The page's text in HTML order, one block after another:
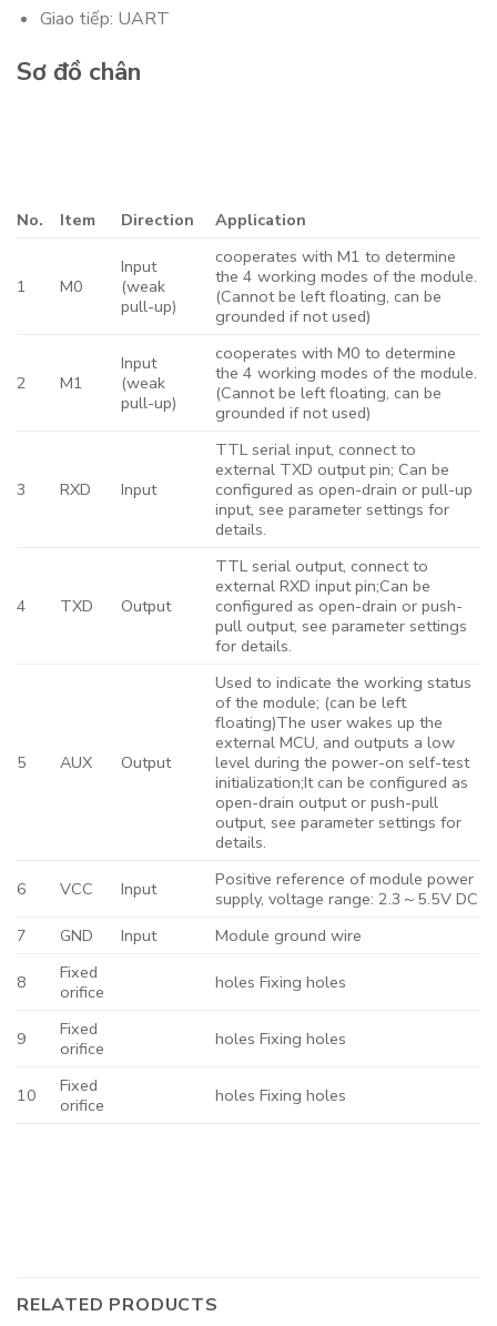
Giao tiếp: UART
Sơ đồ chân
No. Item Direction Application
1 M0
Input
(weak
pull-up)
cooperates with M1 to determine
the 4 working modes of the module.
(Cannot be left floating, can be
grounded if not used)
2 M1
Input
(weak
pull-up)
cooperates with M0 to determine
the 4 working modes of the module.
(Cannot be left floating, can be
grounded if not used)
3 RXD Input
TTL serial input, connect to
external TXD output pin; Can be
configured as open-drain or pull-up
input, see parameter settings for
details.
4 TXD Output
TTL serial output, connect to
external RXD input pin;Can be
configured as open-drain or push-
pull output, see parameter settings
for details.
5 AUX Output
Used to indicate the working status
of the module; (can be left
floating)The user wakes up the
external MCU, and outputs a low
level during the power-on self-test
initialization;It can be configured as
open-drain output or push-pull
output, see parameter settings for
details.
6 VCC Input
Positive reference of module power
supply, voltage range: 2.3～5.5V DC
7
GND Input Module ground wire
8
Fixed
orifice
holes Fixing holes
9
Fixed
orifice
holes Fixing holes
10
Fixed
orifice
holes Fixing holes
RELATED PRODUCTS